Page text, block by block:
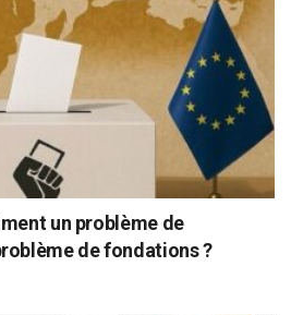
un problème de
de fondations ?